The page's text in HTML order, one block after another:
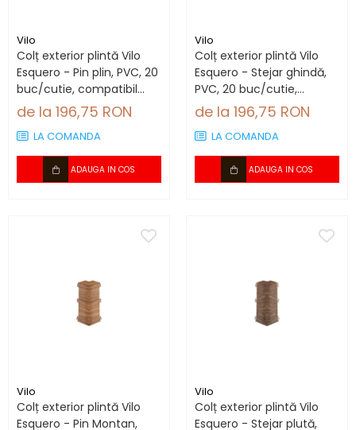
Vilo
Colț exterior plintă Vilo
Esquero - Pin plin, PVC, 20
buc/cutie, compatibil
plintă 66.6 mm
de la 196,75 RON
LA COMANDA
ADAUGA IN COS
Vilo
Colț exterior plintă Vilo
Esquero - Stejar ghindă,
PVC, 20 buc/cutie,
compatibil plintă 66.6
de la 196,75 RON
LA COMANDA
ADAUGA IN COS
Vilo
Colț exterior plintă Vilo
Esquero - Pin Montan,
Vilo
Colț exterior plintă Vilo
Esquero - Stejar plută,